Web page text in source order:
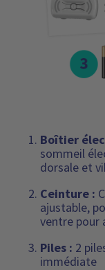
Boîtier
sommeil
dorsale et
Ceinture :
ajustable,
ventre pour
Piles : 2
immédiate